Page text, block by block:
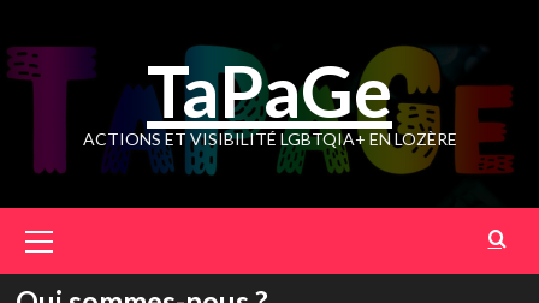
to
content
TaPaGe
ACTIONS ET VISIBILITÉ LGBTQIA+ EN LOZÈRE
Menu